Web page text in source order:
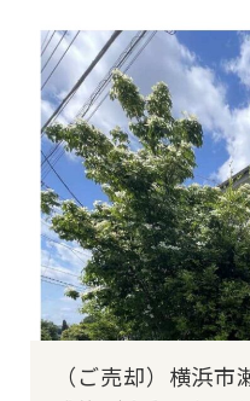
（ご売却）横浜